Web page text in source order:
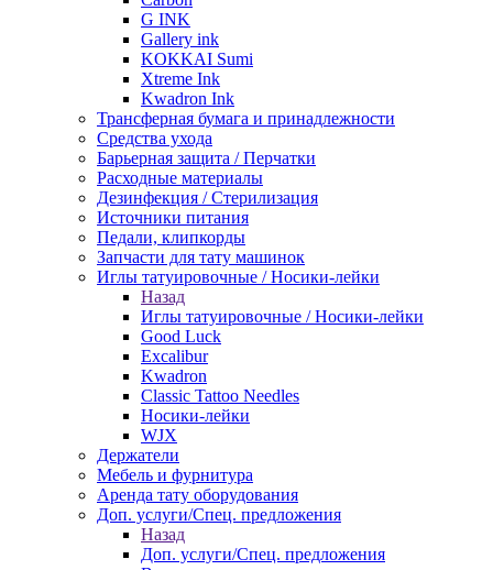
G INK
Gallery ink
KOKKAI Sumi
Xtreme Ink
Kwadron Ink
Трансферная бумага и принадлежности
Средства ухода
Барьерная защита / Перчатки
Расходные материалы
Дезинфекция / Стерилизация
Источники питания
Педали, клипкорды
Запчасти для тату машинок
Иглы татуировочные / Носики-лейки
Назад
Иглы татуировочные / Носики-лейки
Good Luck
Excalibur
Kwadron
Classic Tattoo Needles
Носики-лейки
WJX
Держатели
Мебель и фурнитура
Аренда тату оборудования
Доп. услуги/Спец. предложения
Назад
Доп. услуги/Спец. предложения